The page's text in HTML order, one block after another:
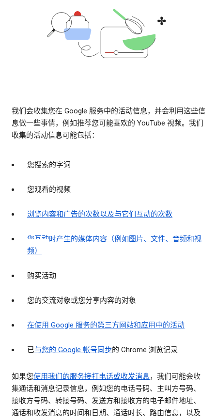
我们会收集您在 Google 服务中的活动信息，并会利用这些信
息做一些事情，例如推荐您可能喜欢的 YouTube 视频。我们
收集的活动信息可能包括：
您搜索的字词
您观看的视频
浏览内容和广告的次数以及与它们互动的次数
您互动时产生的媒体内容（例如图片、文件、音频和视
频）
购买活动
您的交流对象或您分享内容的对象
在使用 Google 服务的第三方网站和应用中的活动
已与您的 Google 帐号同步的 Chrome 浏览记录
如果您使用我们的服务接打电话或收发消息，我们可能会收
集通话和消息记录信息，例如您的电话号码、主叫方号码、
接收方号码、转接号码、发送方和接收方的电子邮件地址、
通话和收发消息的时间和日期、通话时长、路由信息，以及